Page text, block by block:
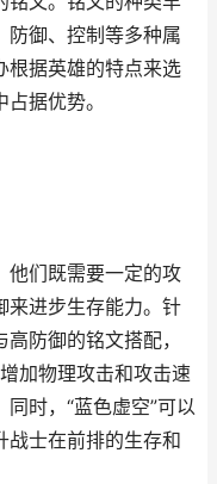
防御、控制等多种属
根据英雄的特点来选
据优势。
他们既需要一定的攻
来进步生存能力。针
防御的铭文搭配，
加物理攻击和攻击速
时，“蓝色虚空”可以
战士在前排的生存和